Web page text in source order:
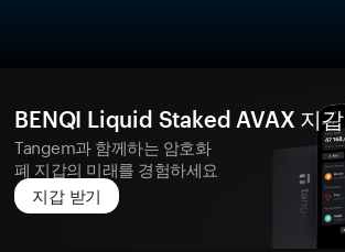
BENQI Liquid Staked AVAX 지갑
Tangem과 함께하는 암호화
폐 지갑의 미래를 경험하세요
지갑 받기